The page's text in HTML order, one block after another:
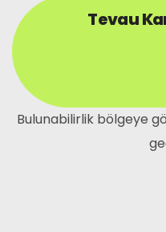
Tevau
Bulunabilirlik bölgeye